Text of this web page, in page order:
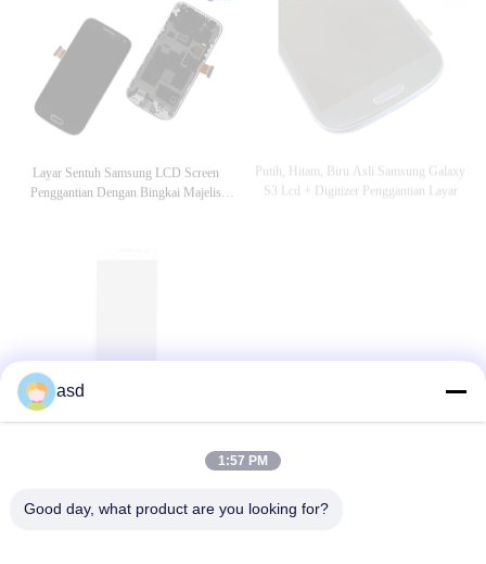
Layar Sentuh Samsung LCD Screen
Penggantian Dengan Bingkai Majelis
Putih, Hitam, Biru Asli Samsung Galaxy
S3 Lcd + Digitizer Penggantian Layar
960 X 540 Pixel Putih 4.5inch Samsung
Cell Phone LCD Screen Penggantian
LIHAT LEBIH
asd
1:57 PM
Good day, what product are you looking for?